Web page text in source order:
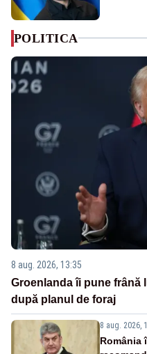
POLITICA
8 aug. 2026, 13:35
Groenlanda îi pune frână
după planul de foraj
8 aug. 2026,
România